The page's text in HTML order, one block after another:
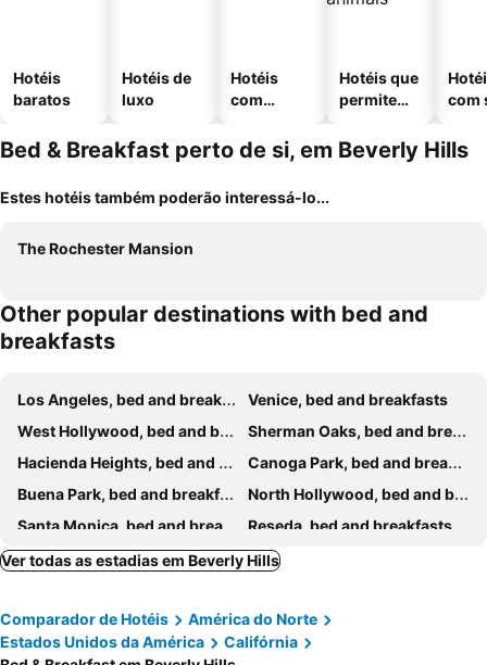
Hotéis
baratos
Hotéis de
luxo
Hotéis
com
Hotéis que
permitem
com
Bed & Breakfast perto de si, em Beverly Hills
Estes hotéis também poderão interessá-lo...
The Rochester Mansion
Other popular destinations with bed and
breakfasts
Los Angeles, bed and breakfasts
Venice, bed and breakfasts
West Hollywood, bed and breakfasts
Sherman Oaks, bed and breakfasts
Hacienda Heights, bed and breakfasts
Canoga Park, bed and breakfasts
Buena Park, bed and breakfasts
North Hollywood, bed and breakfasts
Santa Monica, bed and breakfasts
Reseda, bed and breakfasts
Norwalk, bed and breakfasts
La Cañada Flintridge, bed and breakfasts
Lomita, bed and breakfasts
Rancho Palos Verdes, bed and breakfasts
West Covina, bed and breakfasts
Tarzana, bed and breakfasts
Ver todas as estadias em Beverly Hills
Comparador de Hotéis
América do Norte
Estados Unidos da América
Califórnia